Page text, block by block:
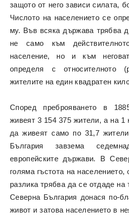
защото от него зависи силата,
Числото на населението се
му. Във всяка държава трябва
не само към
население, но и към
определя с относителното
жителите на един квадратен
Според преброяването в
живеят 3 154 375 жители, а на 1
да живеят само по 31,7
България завзема
европейските държави. В
голяма гъстота на
разлика трябва да се отдаде на
Северна България донася по-
живот и затова населението в